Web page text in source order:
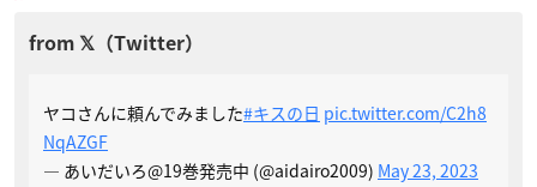
ヤコさんに頼んでみました#キスの日 pic.twitter.com/C2h8
NqAZGF
— あいだいろ@19巻発売中 (@aidairo2009) May 23, 2023